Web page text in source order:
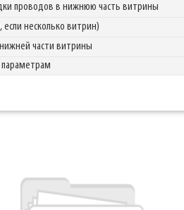
проводов в нижнюю часть витрины
несколько витрин)
части витрины